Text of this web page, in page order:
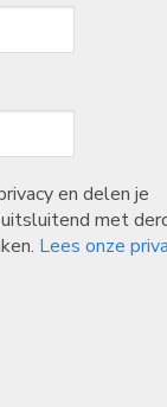
en delen je
met
Lees onze